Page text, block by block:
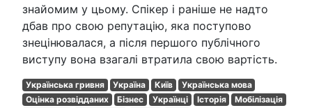
знайомим у цьому. Спікер і раніше не надто
дбав про свою репутацію, яка поступово
знецінювалася, а після першого публічного
виступу вона взагалі втратила свою вартість.
Українська гривня Україна Київ
Українська мова
Оцінка розвідданих
Бізнес Українці Історія
Мобілізація